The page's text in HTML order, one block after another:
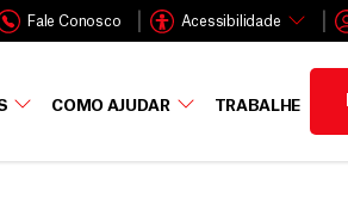
Fale Conosco Acessibilidade
COMO AJUDAR TRABALHE